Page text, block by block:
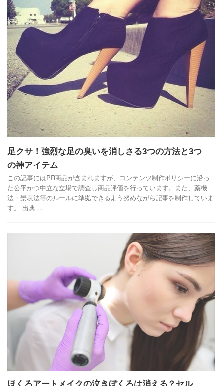
足クサ！強烈な足の臭いを消しさる3つの方法と3つ
の神アイテム
この記事にはPR商品が含まれますが、コンテンツ制作ポリシーに沿っ
た公平かつ中立な立場で調査し商品評価を行っています。また、薬機
法・景表法等のルールに準拠できるよう努めながら記事を制作していま
す。 出典 ...
ほくろアートメイクの泣きぼくろは消える？セル